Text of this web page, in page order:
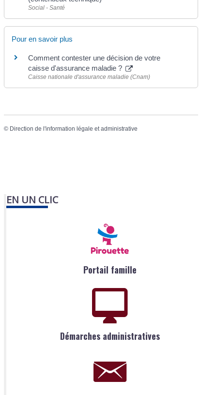
Social - Santé
Pour en savoir plus
Comment contester une décision de votre
caisse d'assurance maladie ?
Caisse nationale d'assurance maladie (Cnam)
© Direction de l'information légale et administrative
EN UN CLIC
Portail famille
Démarches administratives